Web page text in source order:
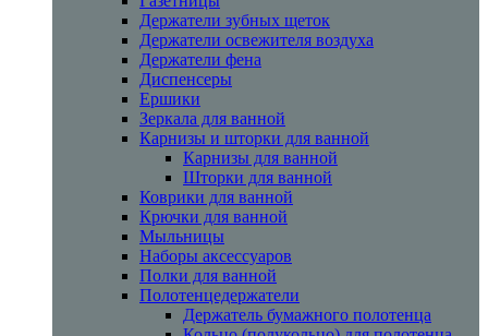
Держатели зубных щеток
Держатели освежителя воздуха
Держатели фена
Диспенсеры
Ершики
Зеркала для ванной
Карнизы и шторки для ванной
Карнизы для ванной
Шторки для ванной
Коврики для ванной
Крючки для ванной
Мыльницы
Наборы аксессуаров
Полки для ванной
Полотенцедержатели
Держатель бумажного полотенца